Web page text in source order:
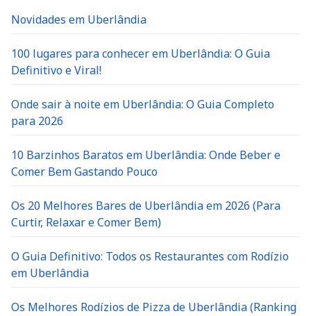
Novidades em Uberlândia
100 lugares para conhecer em Uberlândia: O Guia
Definitivo e Viral!
Onde sair à noite em Uberlândia: O Guia Completo
para 2026
10 Barzinhos Baratos em Uberlândia: Onde Beber e
Comer Bem Gastando Pouco
Os 20 Melhores Bares de Uberlândia em 2026 (Para
Curtir, Relaxar e Comer Bem)
O Guia Definitivo: Todos os Restaurantes com Rodízio
em Uberlândia
Os Melhores Rodízios de Pizza de Uberlândia (Ranking